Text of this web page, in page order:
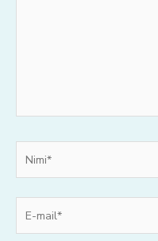
mail*